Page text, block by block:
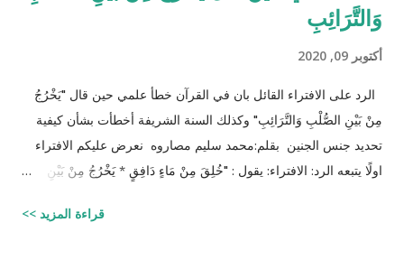
وَالتَّرَائِبِ
أكتوبر 09, 2020
الرد على الافتراء القائل بان في القرآن خطأ علمي حين قال "يَخْرُجُ
مِنْ بَيْنِ الصُّلْبِ وَالتَّرَائِبِ" وكذلك السنة الشريفة أخطأت بشأن كيفية
تحديد جنس الجنين بقلم:محمد سليم مصاروه نعرض عليكم الافتراء
اولًا يتبعه الرد: الافتراء: يقول : "خُلِقَ مِنْ مَاءٍ دَافِقٍ * يَخْرُجُ مِنْ بَيْنِ
قراءة المزيد >>